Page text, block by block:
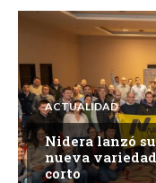
ACTUALIDAD
Nidera lanzó
nueva
corto